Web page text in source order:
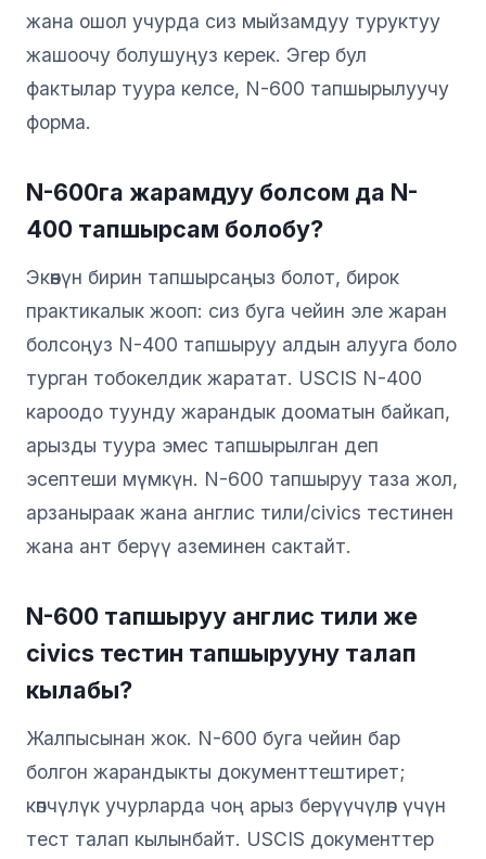
жана ошол учурда сиз мыйзамдуу туруктуу
жашоочу болушуңуз керек. Эгер бул
фактылар туура келсе, N-600 тапшырылуучу
форма.
N-600га жарамдуу болсом да N-
400 тапшырсам болобу?
Экөөнүн бирин тапшырсаңыз болот, бирок
практикалык жооп: сиз буга чейин эле жаран
болсоңуз N-400 тапшыруу алдын алууга боло
турган тобокелдик жаратат. USCIS N-400
кароодо туунду жарандык дооматын байкап,
арызды туура эмес тапшырылган деп
эсептеши мүмкүн. N-600 тапшыруу таза жол,
арзаныраак жана англис тили/civics тестинен
жана ант берүү аземинен сактайт.
N-600 тапшыруу англис тили же
civics тестин тапшырууну талап
кылабы?
Жалпысынан жок. N-600 буга чейин бар
болгон жарандыкты документтештирет;
көпчүлүк учурларда чоң арыз берүүчүлөр үчүн
тест талап кылынбайт. USCIS документтер